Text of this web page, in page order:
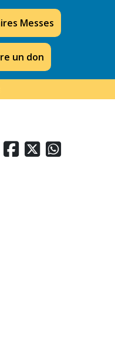
Messes
un don
  